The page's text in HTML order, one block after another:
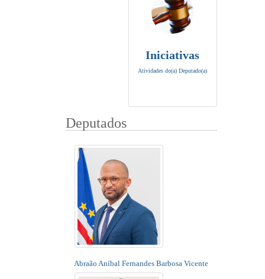
Iniciativas
Atividades do(a) Deputado(a)
Deputados
Abraão Aníbal Fernandes Barbosa Vicente